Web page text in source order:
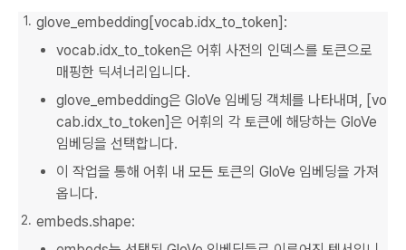
glove_embedding[vocab.idx_to_token]:
vocab.idx_to_token은 어휘 사전의 인덱스를 토큰으로
매핑한 딕셔너리입니다.
glove_embedding은 GloVe 임베딩 객체를 나타내며, [vo
cab.idx_to_token]은 어휘의 각 토큰에 해당하는 GloVe
임베딩을 선택합니다.
이 작업을 통해 어휘 내 모든 토큰의 GloVe 임베딩을 가져
옵니다.
embeds.shape: